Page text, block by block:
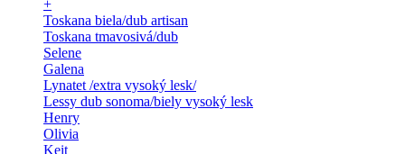
+
Toskana biela/dub artisan
Toskana tmavosivá/dub
Selene
Galena
Lynatet /extra vysoký lesk/
Lessy dub sonoma/biely vysoký lesk
Henry
Olivia
Keit